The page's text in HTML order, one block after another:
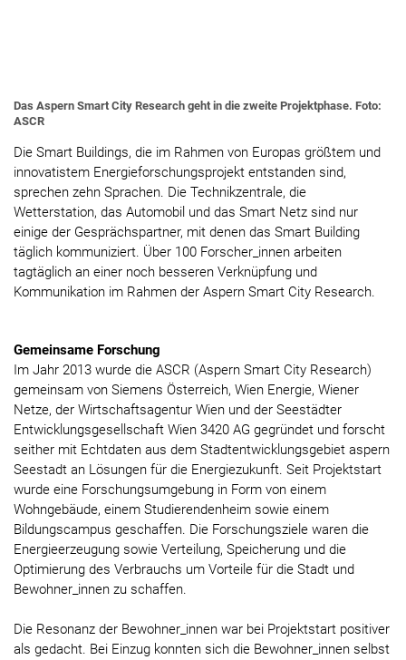
Das Aspern Smart City Research geht in die zweite Projektphase. Foto:
ASCR
Die Smart Buildings, die im Rahmen von Europas größtem und
innovatistem Energieforschungsprojekt entstanden sind,
sprechen zehn Sprachen. Die Technikzentrale, die
Wetterstation, das Automobil und das Smart Netz sind nur
einige der Gesprächspartner, mit denen das Smart Building
täglich kommuniziert. Über 100 Forscher_innen arbeiten
tagtäglich an einer noch besseren Verknüpfung und
Kommunikation im Rahmen der Aspern Smart City Research.
Gemeinsame Forschung
Im Jahr 2013 wurde die ASCR (Aspern Smart City Research)
gemeinsam von Siemens Österreich, Wien Energie, Wiener
Netze, der Wirtschaftsagentur Wien und der Seestädter
Entwicklungsgesellschaft Wien 3420 AG gegründet und forscht
seither mit Echtdaten aus dem Stadtentwicklungsgebiet aspern
Seestadt an Lösungen für die Energiezukunft. Seit Projektstart
wurde eine Forschungsumgebung in Form von einem
Wohngebäude, einem Studierendenheim sowie einem
Bildungscampus geschaffen. Die Forschungsziele waren die
Energieerzeugung sowie Verteilung, Speicherung und die
Optimierung des Verbrauchs um Vorteile für die Stadt und
Bewohner_innen zu schaffen.
Die Resonanz der Bewohner_innen war bei Projektstart positiver
als gedacht. Bei Einzug konnten sich die Bewohner_innen selbst